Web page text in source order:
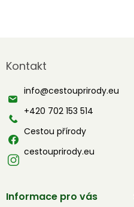
p
t
Kontakt
info@cestouprirody.eu
+420 702 153 514
Cestou přírody
cestouprirody.eu
Informace pro vás